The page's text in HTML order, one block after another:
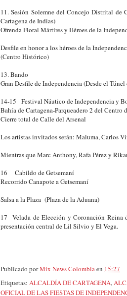
11. Sesión Solemne del Concejo Distrital de
Cartagena de Indias)
Ofrenda Floral Mártires y Héroes de la
Desfile en honor a los héroes de la
(Centro Histórico)
13. Bando
Gran Desfile de Independencia (Desde el
14-15 Festival Náutico de Independencia y
Bahía de Cartagena-Parqueadero 2 del Centro
Cierre total de Calle del Arsenal
Los artistas invitados serán: Maluma, Carlos
Mientras que Marc Anthony, Rafa Pérez y
16 Cabildo de Getsemaní
Recorrido Canapote a Getsemaní
Salsa a la Plaza (Plaza de la Aduana)
17 Velada de Elección y Coronación Reina
presentación central de Lil Silvio y El Vega.
Publicado porMix News Colombiaen 15:27
Etiquetas: ALCALDÍA DE CARTAGENA,
OFICIAL DE LAS FIESTAS DE